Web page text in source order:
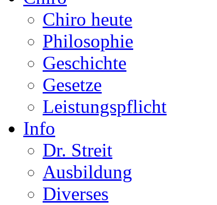
Chiro heute
Philosophie
Geschichte
Gesetze
Leistungspflicht
Info
Dr. Streit
Ausbildung
Diverses